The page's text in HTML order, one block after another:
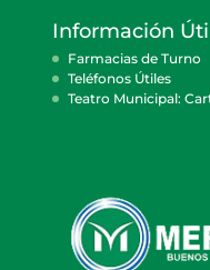
Información
Farmacias de Turno
Teléfonos Útiles
Teatro Municipal: